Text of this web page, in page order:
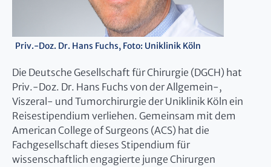
Priv.-Doz. Dr. Hans Fuchs, Foto: Uniklinik Köln
Die Deutsche Gesellschaft für Chirurgie (DGCH) hat
Priv.-Doz. Dr. Hans Fuchs von der Allgemein-,
Viszeral- und Tumorchirurgie der Uniklinik Köln ein
Reisestipendium verliehen. Gemeinsam mit dem
American College of Surgeons (ACS) hat die
Fachgesellschaft dieses Stipendium für
wissenschaftlich engagierte junge Chirurgen